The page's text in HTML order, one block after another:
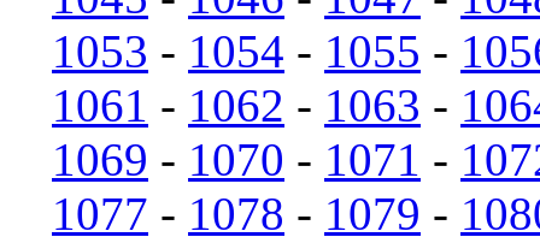
1053 - 1054 - 1055 -
1061 - 1062 - 1063 -
1069 - 1070 - 1071 -
1077 - 1078 - 1079 -